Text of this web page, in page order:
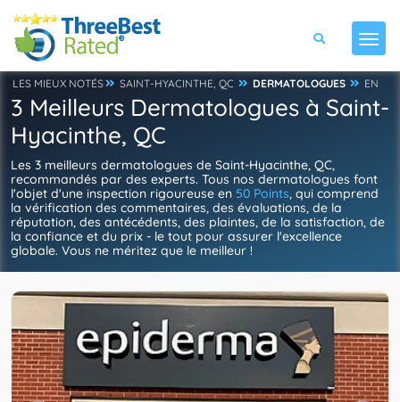
LES MIEUX NOTÉS SAINT-HYACINTHE, QC DERMATOLOGUES EN
3 Meilleurs Dermatologues à Saint-
Hyacinthe, QC
Les 3 meilleurs dermatologues de Saint-Hyacinthe, QC,
recommandés par des experts. Tous nos dermatologues font
l'objet d'une inspection rigoureuse en 50 Points, qui comprend
la vérification des commentaires, des évaluations, de la
réputation, des antécédents, des plaintes, de la satisfaction, de
la confiance et du prix - le tout pour assurer l'excellence
globale. Vous ne méritez que le meilleur !